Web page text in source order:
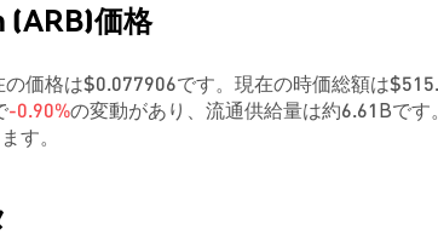
価格
価格は$0.077906です。現在の時価総額は
-0.90%の変動があり、流通供給量は約6.61Bで
す。